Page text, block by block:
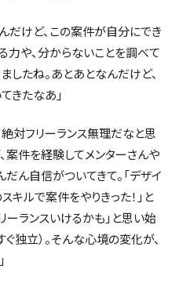
だけど、この案件が自分にでき
力や、分からないことを調べて
たね。あとあとなんだけど、
きたなあ」
対フリーランス無理だなと思
案件を経験してメンターさんや
ん自信がついてきて。「デザイ
キルで案件をやりきった！」と
ーランスいけるかも」と思い始
独立）。そんな心境の変化が、